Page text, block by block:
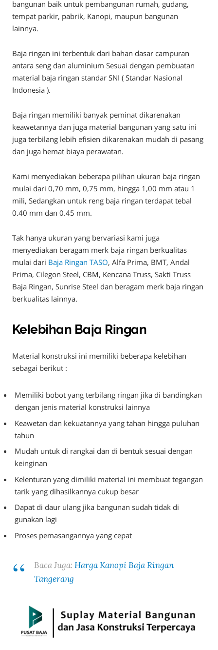
bangunan baik untuk pembangunan rumah, gudang,
tempat parkir, pabrik, Kanopi, maupun bangunan
lainnya.
Baja ringan ini terbentuk dari bahan dasar campuran
antara seng dan aluminium Sesuai dengan pembuatan
material baja ringan standar SNI ( Standar Nasional
Indonesia ).
Baja ringan memiliki banyak peminat dikarenakan
keawetannya dan juga material bangunan yang satu ini
juga terbilang lebih efisien dikarenakan mudah di pasang
dan juga hemat biaya perawatan.
Kami menyediakan beberapa pilihan ukuran baja ringan
mulai dari 0,70 mm, 0,75 mm, hingga 1,00 mm atau 1
mili, Sedangkan untuk reng baja ringan terdapat tebal
0.40 mm dan 0.45 mm.
Tak hanya ukuran yang bervariasi kami juga
menyediakan beragam merk baja ringan berkualitas
mulai dari Baja Ringan TASO, Alfa Prima, BMT, Andal
Prima, Cilegon Steel, CBM, Kencana Truss, Sakti Truss
Baja Ringan, Sunrise Steel dan beragam merk baja ringan
berkualitas lainnya.
Kelebihan Baja Ringan
Material konstruksi ini memiliki beberapa kelebihan
sebagai berikut :
Memiliki bobot yang terbilang ringan jika di bandingkan
dengan jenis material konstruksi lainnya
Keawetan dan kekuatannya yang tahan hingga puluhan
tahun
Mudah untuk di rangkai dan di bentuk sesuai dengan
keinginan
Kelenturan yang dimiliki material ini membuat tegangan
tarik yang dihasilkannya cukup besar
Dapat di daur ulang jika bangunan sudah tidak di
gunakan lagi
Proses pemasangannya yang cepat
Baca Juga: Harga Kanopi Baja Ringan
Tangerang